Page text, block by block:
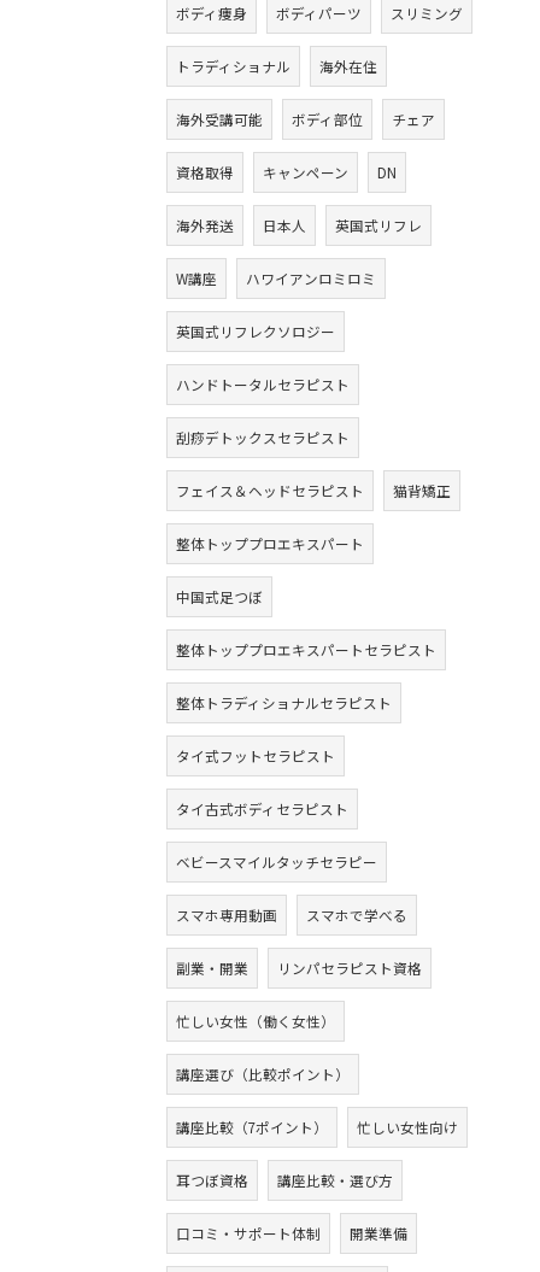
ボディ痩身 ボディパーツ スリミング
トラディショナル 海外在住
海外受講可能 ボディ部位 チェア
資格取得 キャンペーン DN
海外発送 日本人 英国式リフレ
W講座 ハワイアンロミロミ
英国式リフレクソロジー
ハンドトータルセラピスト
刮痧デトックスセラピスト
フェイス＆ヘッドセラピスト 猫背矯正
整体トッププロエキスパート
中国式足つぼ
整体トッププロエキスパートセラピスト
整体トラディショナルセラピスト
タイ式フットセラピスト
タイ古式ボディセラピスト
ベビースマイルタッチセラピー
スマホ専用動画 スマホで学べる
副業・開業 リンパセラピスト資格
忙しい女性（働く女性）
講座選び（比較ポイント）
講座比較（7ポイント） 忙しい女性向け
耳つぼ資格 講座比較・選び方
口コミ・サポート体制 開業準備